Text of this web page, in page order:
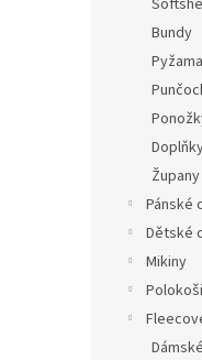
Bundy
Župany
Pánské
Dětské
Mikiny